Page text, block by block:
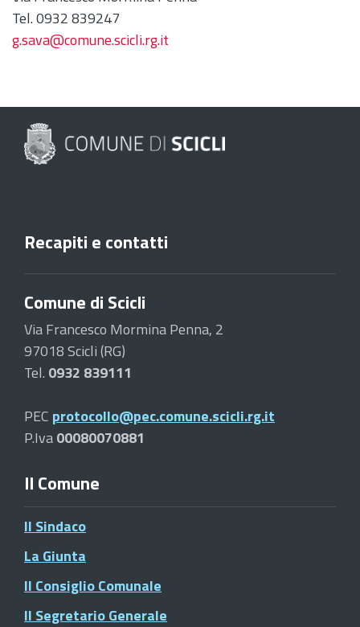
Tel. 0932 839247
g.sava@comune.scicli.rg.it
Recapiti e contatti
Comune di Scicli
Via Francesco Mormina Penna, 2
97018 Scicli (RG)
Tel. 0932 839111
PEC protocollo@pec.comune.scicli.rg.it
P.Iva00080070881
Il Comune
Il Sindaco
La Giunta
Il Consiglio Comunale
Il Segretario Generale